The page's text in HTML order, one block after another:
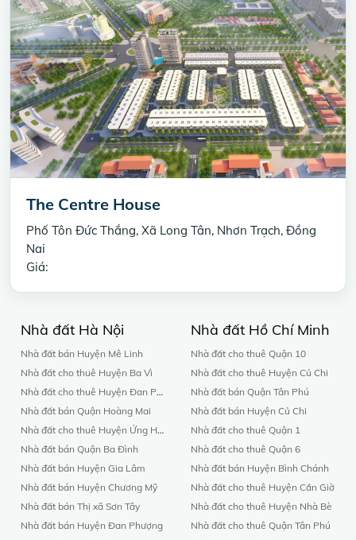
The Centre House
Phố Tôn Đức Thắng, Xã Long Tân, Nhơn Trạch, Đồng
Nai
Giá:
Nhà đất Hà Nội
Nhà đất bán Huyện Mê Linh
Nhà đất cho thuê Huyện Ba Vì
Nhà đất cho thuê Huyện Đan Phượng
Nhà đất bán Quận Hoàng Mai
Nhà đất cho thuê Huyện Ứng Hòa
Nhà đất bán Quận Ba Đình
Nhà đất bán Huyện Gia Lâm
Nhà đất bán Huyện Chương Mỹ
Nhà đất bán Thị xã Sơn Tây
Nhà đất bán Huyện Đan Phượng
Nhà đất Hồ Chí Minh
Nhà đất cho thuê Quận 10
Nhà đất cho thuê Huyện Củ Chi
Nhà đất bán Quận Tân Phú
Nhà đất bán Huyện Củ Chi
Nhà đất cho thuê Quận 1
Nhà đất cho thuê Quận 6
Nhà đất bán Huyện Bình Chánh
Nhà đất cho thuê Huyện Cần Giờ
Nhà đất cho thuê Huyện Nhà Bè
Nhà đất cho thuê Quận Tân Phú